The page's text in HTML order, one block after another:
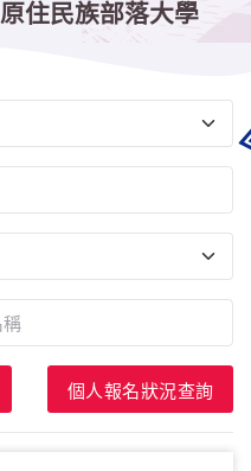
原住民族部落大學
個人報名狀況查詢